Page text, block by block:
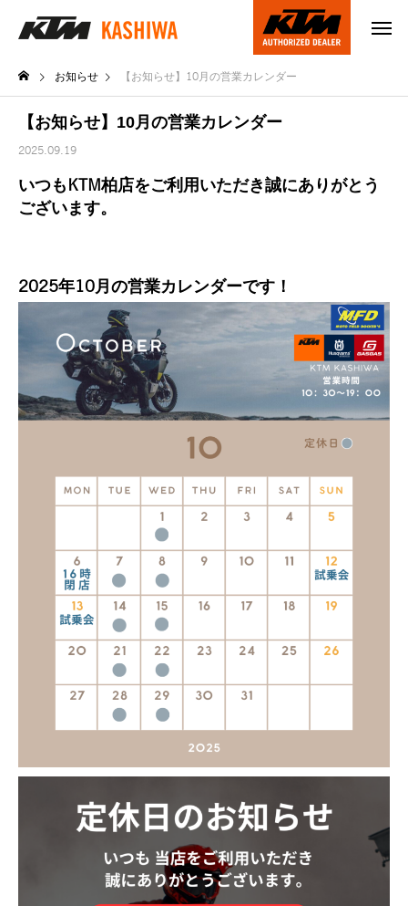
お知らせ 【お知らせ】10月の営業カレンダー
【お知らせ】10月の営業カレンダー
2025.09.19
いつもKTM柏店をご利用いただき誠にありがとう
ございます。
2025年10月の営業カレンダーです！